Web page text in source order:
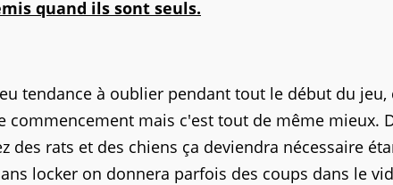
quand ils sont seuls.
tendance à oublier pendant tout le début du
commencement mais c'est tout de même mieux.
des rats et des chiens ça deviendra nécessaire
locker on donnera parfois des coups dans le